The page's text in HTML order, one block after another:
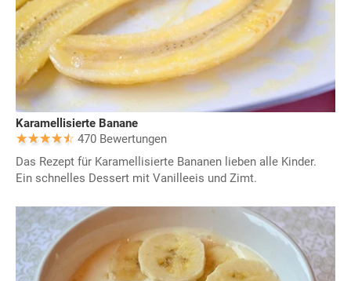
Karamellisierte Banane
470 Bewertungen
Das Rezept für Karamellisierte Bananen lieben alle Kinder.
Ein schnelles Dessert mit Vanilleeis und Zimt.